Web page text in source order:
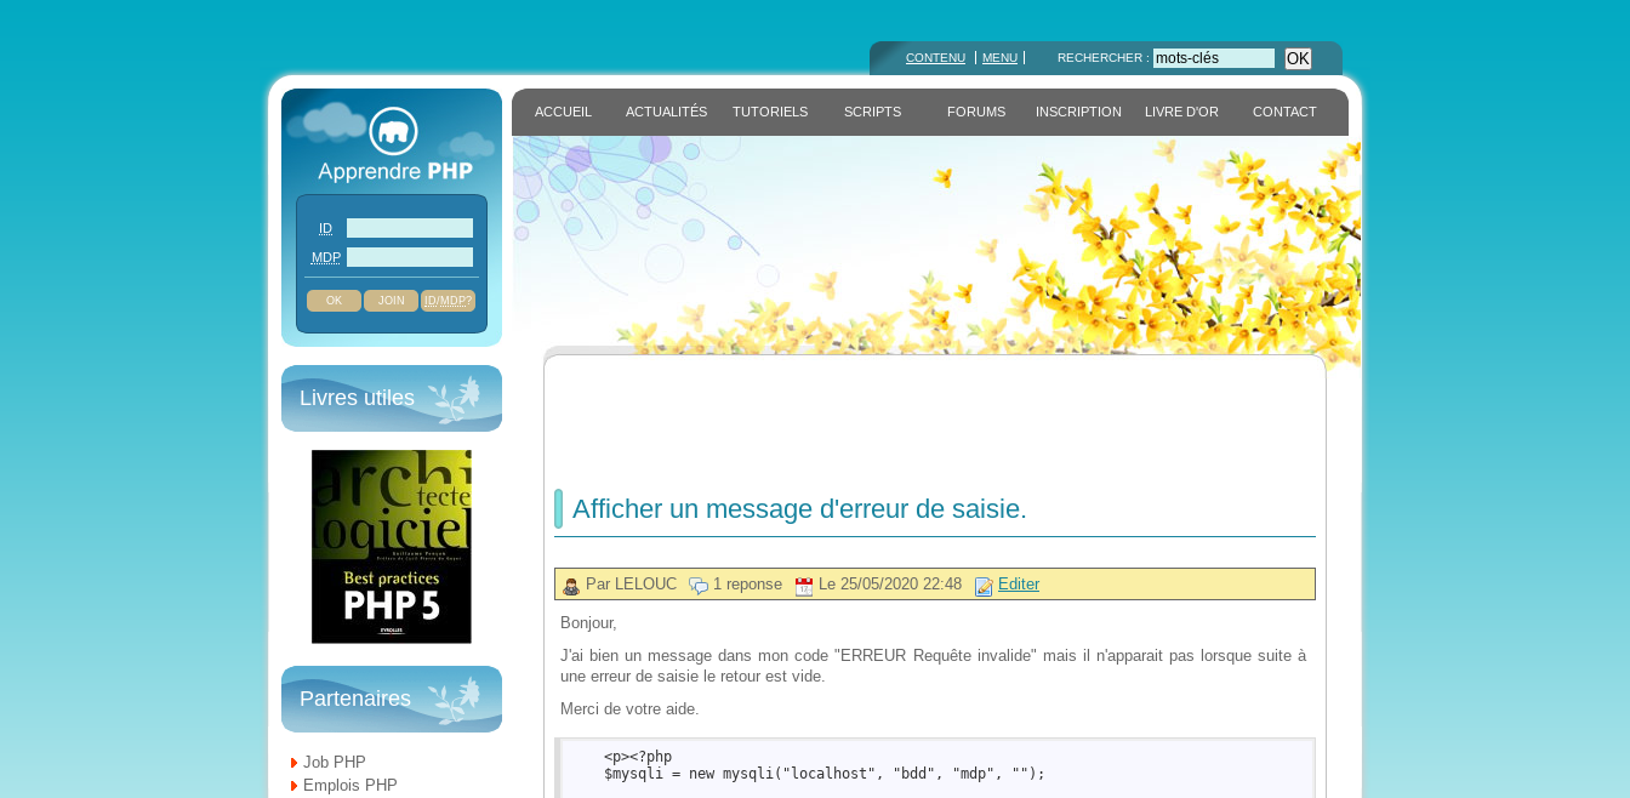
CONTENU MENU RECHERCHER : OK
ACCUEIL ACTUALITÉS TUTORIELS SCRIPTS FORUMS INSCRIPTION LIVRE D'OR CONTACT
Afficher un message d'erreur de saisie.
Par LELOUC 1 reponse Le 25/05/2020 22:48 Editer
Bonjour,
J'ai bien un message dans mon code "ERREUR Requête invalide" mais il n'apparait pas lorsque suite à
une erreur de saisie le retour est vide.
Merci de votre aide.
    <p><?php
    $mysqli = new mysqli("localhost", "bdd", "mdp", "");
ID
MDP
JOIN ID/MDP?
Livres utiles
Partenaires
Job PHP
Emplois PHP